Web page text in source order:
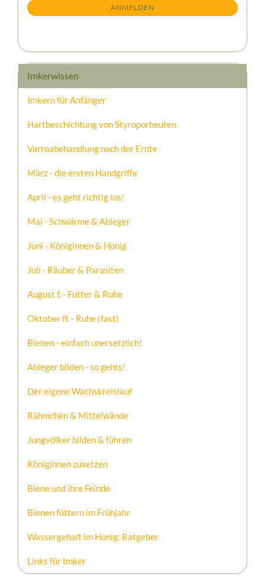
ANMELDUNG
ANMELDEN
Imkerwissen
Imkern für Anfänger
Hartbeschichtung von Styroporbeuten
Varroabehandlung nach der Ernte
März - die ersten Handgriffe
April - es geht richtig los!
Mai - Schwärme & Ableger
Juni - Königinnen & Honig
Juli - Räuber & Parasiten
August f. - Futter & Ruhe
Oktober ff. - Ruhe (fast)
Bienen - einfach unersetzlich!
Ableger bilden - so gehts!
Der eigene Wachskreislauf
Rähmchen & Mittelwände
Jungvölker bilden & führen
Königinnen zusetzen
Biene und ihre Feinde
Bienen füttern im Frühjahr
Wassergehalt im Honig: Ratgeber
Links für Imker